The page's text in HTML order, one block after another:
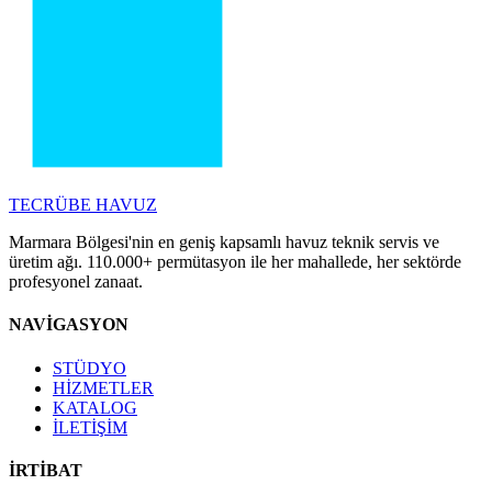
TECRÜBE HAVUZ
Marmara Bölgesi'nin en geniş kapsamlı havuz teknik servis ve
üretim ağı. 110.000+ permütasyon ile her mahallede, her sektörde
profesyonel zanaat.
NAVİGASYON
STÜDYO
HİZMETLER
KATALOG
İLETİŞİM
İRTİBAT